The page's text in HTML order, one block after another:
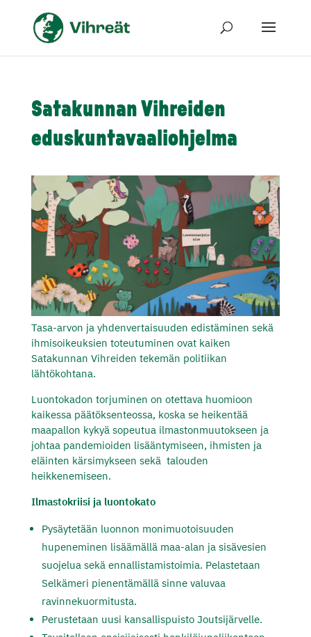
Satakunnan Vihreiden
eduskuntavaaliohjelma
Tasa-arvon ja yhdenvertaisuuden edistäminen sekä
ihmisoikeuksien toteutuminen ovat kaiken
Satakunnan Vihreiden tekemän politiikan
lähtökohtana.
Luontokadon torjuminen on otettava huomioon
kaikessa päätöksenteossa, koska se heikentää
maapallon kykyä sopeutua ilmastonmuutokseen ja
johtaa pandemioiden lisääntymiseen, ihmisten ja
eläinten kärsimykseen sekä talouden
heikkenemiseen.
Ilmastokriisi ja luontokato
Pysäytetään luonnon monimuotoisuuden
hupeneminen lisäämällä maa-alan ja sisävesien
suojelua sekä ennallistamistoimia. Pelastetaan
Selkämeri pienentämällä sinne valuvaa
ravinnekuormitusta.
Perustetaan uusi kansallispuisto Joutsijärvelle.